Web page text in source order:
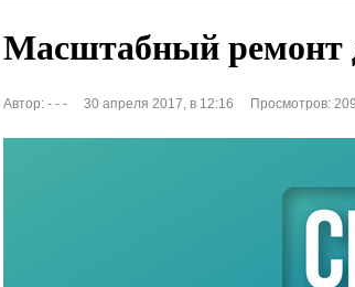
Масштабный ремонт
Автор: - - - 30 апреля 2017, в 12:16 Просмотров: